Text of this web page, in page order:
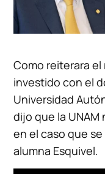
Como reiterara
investido con el
Universidad
dijo que la
en el caso que
alumna Esquivel.